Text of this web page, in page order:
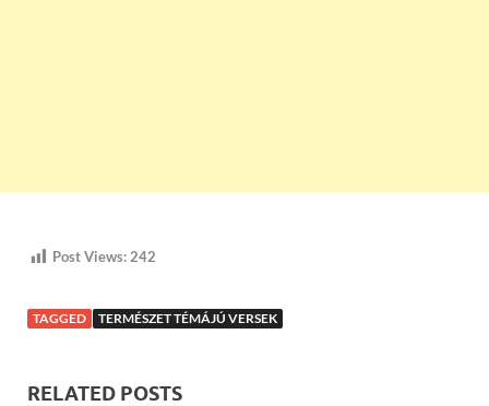
Post Views: 242
TAGGED TERMÉSZET TÉMÁJÚ VERSEK
RELATED POSTS